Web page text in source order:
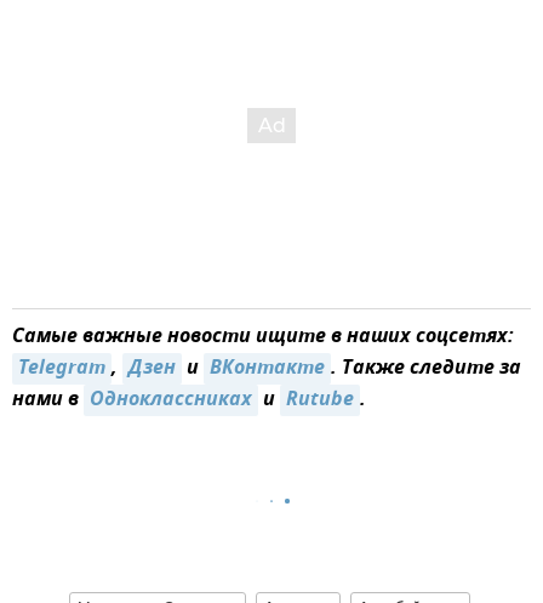
Самые важные новости ищите в наших соцсетях:
Telegram, Дзен и ВКонтакте. Также следите за
нами в Одноклассниках и Rutube.